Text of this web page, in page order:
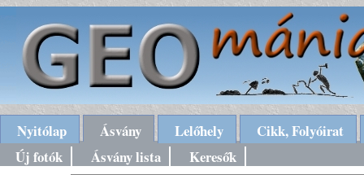
Nyitólap Ásvány Lelőhely
Cikk, Folyóirat
Új fotók
Ásvány lista Keresők